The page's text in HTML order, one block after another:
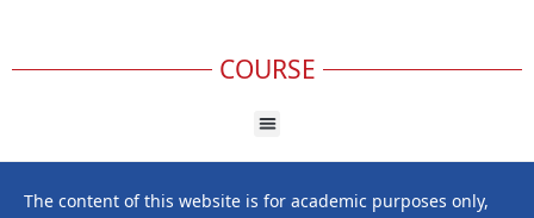
COURSE
The content of this website is for academic purposes only,